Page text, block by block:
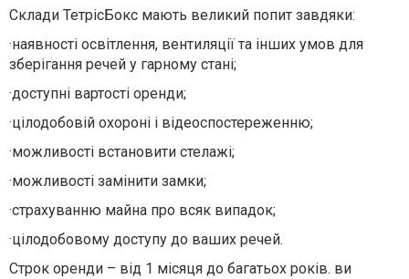
Склади ТетрісБокс мають великий попит завдяки:
·наявності освітлення, вентиляції та інших умов для
зберігання речей у гарному стані;
·доступні вартості оренди;
·цілодобовій охороні і відеоспостереженню;
·можливості встановити стелажі;
·можливості замінити замки;
·страхуванню майна про всяк випадок;
·цілодобовому доступу до ваших речей.
Строк оренди – від 1 місяця до багатьох років. ви